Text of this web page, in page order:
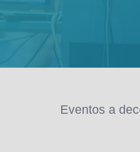
Eventos a